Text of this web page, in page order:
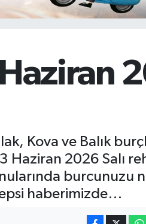
Kova ve Balık
Haziran 2026 Salı
burcunuzu
haberimizde…